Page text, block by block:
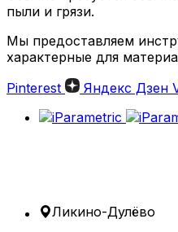
пыли и грязи.
Мы предоставляем
характерные для
Pinterest
Яндекс Дзен
Ликино-Дулёво